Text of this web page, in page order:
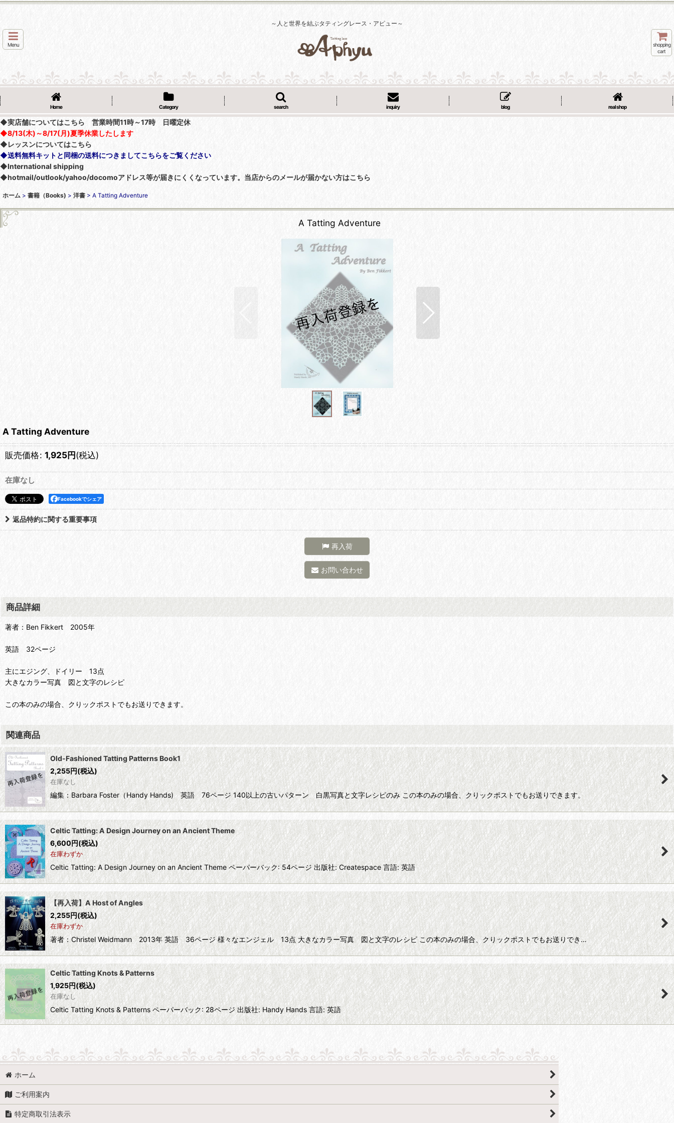
～人と世界を結ぶタティングレース・アピュー～
Menu
shopping
cart
Home Category search inquiry blog real shop
◆実店舗についてはこちら 営業時間11時～17時 日曜定休
◆8/13(木)～8/17(月)夏季休業したします
◆レッスンについてはこちら
◆送料無料キットと同梱の送料につきましてこちらをご覧ください
◆International shipping
◆hotmail/outlook/yahoo/docomoアドレス等が届きにくくなっています。当店からのメールが届かない方はこちら
ホーム > 書籍（Books) > 洋書 > A Tatting Adventure
A Tatting Adventure
A Tatting Adventure
販売価格: 1,925円(税込)
在庫なし
Facebookでシェア
返品特約に関する重要事項
再入荷
お問い合わせ
商品詳細
著者：Ben Fikkert 2005年
英語 32ページ
主にエジング、ドイリー 13点
大きなカラー写真 図と文字のレシピ
この本のみの場合、クりックポストでもお送りできます。
関連商品
Old-Fashioned Tatting Patterns Book1
2,255円(税込)
在庫なし
編集：Barbara Foster（Handy Hands) 英語 76ページ 140以上の古いパターン 白黒写真と文字レシピのみ この本のみの場合、クりックポストでもお送りできます。
Celtic Tatting: A Design Journey on an Ancient Theme
6,600円(税込)
在庫わずか
Celtic Tatting: A Design Journey on an Ancient Theme ペーパーバック: 54ページ 出版社: Createspace 言語: 英語
【再入荷】A Host of Angles
2,255円(税込)
在庫わずか
著者：Christel Weidmann 2013年 英語 36ページ 様々なエンジェル 13点 大きなカラー写真 図と文字のレシピ この本のみの場合、クりックポストでもお送りでき…
Celtic Tatting Knots & Patterns
1,925円(税込)
在庫なし
Celtic Tatting Knots & Patterns ペーパーバック: 28ページ 出版社: Handy Hands 言語: 英語
ホーム
ご利用案内
特定商取引法表示